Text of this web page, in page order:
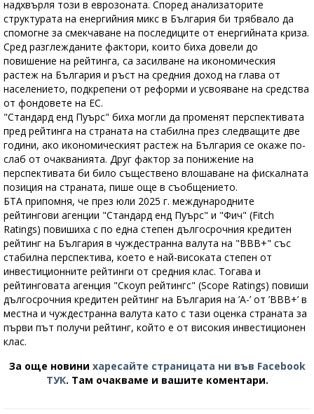
надхвърля този в еврозоната. Според анализаторите
структурата на енергийния микс в България би трябвало да
спомогне за смекчаване на последиците от енергийната криза.
Сред разглежданите фактори, които биха довели до
повишение на рейтинга, са засилване на икономическия
растеж на България и ръст на средния доход на глава от
населението, подкрепени от реформи и усвояване на средства
от фондовете на ЕС.
"Стандард енд Пуърс" биха могли да променят перспективата
пред рейтинга на страната на стабилна през следващите две
години, ако икономическият растеж на България се окаже по-
слаб от очакванията. Друг фактор за понижение на
перспективата би било съществено влошаване на фискалната
позиция на страната, пише още в съобщението.
БТА припомня, че през юли 2025 г. международните
рейтингови агенции "Стандард енд Пуърс" и "Фич" (Fitch
Ratings) повишиха с по една степен дългосрочния кредитен
рейтинг на България в чуждестранна валута на "BBB+" със
стабилна перспектива, което е най-високата степен от
инвестиционните рейтинги от средния клас. Тогава и
рейтинговата агенция "Скоуп рейтингс" (Scope Ratings) повиши
дългосрочния кредитен рейтинг на България на ’A-’ от ’BBB+’ в
местна и чуждестранна валута като с тази оценка страната за
първи път получи рейтинг, който е от високия инвестиционен
клас.
За още новини харесайте страницата ни във Facebook
ТУК. Там очакваме и вашите коментари.